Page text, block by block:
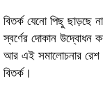
বিতর্ক যেনো পিছু ছাড়ছে
স্বর্ণের দোকান উদ্বোধন
আর এই সমালোচনার রেশ
বিতর্ক।